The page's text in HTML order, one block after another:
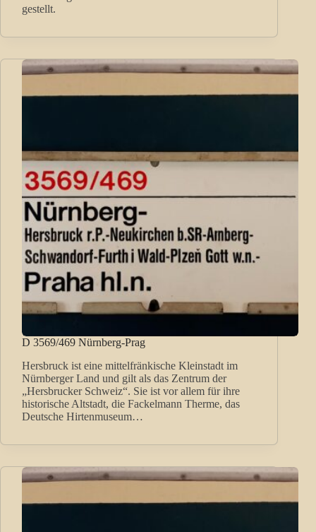
gestellt.
D 3569/469 Nürnberg-Prag
Hersbruck ist eine mittelfränkische Kleinstadt im
Nürnberger Land und gilt als das Zentrum der
„Hersbrucker Schweiz“. Sie ist vor allem für ihre
historische Altstadt, die Fackelmann Therme, das
Deutsche Hirtenmuseum…